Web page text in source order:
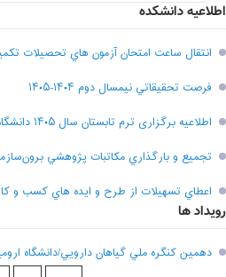
اطلاعیه دانشکده
انتقال ساعت امتحان آزمون هاي تحصيلات
فرصت تحقيقاتي نیمسال دوم ۱۴۰۴-۱۴۰۵
اطلاعیه برگزاری ترم تابستان سال ۱۴۰۵ دانشگاه حکیم سبزواری
تجميع و بارگذاري مکاتبات پژوهشي
اعطاي تسهيلات از طرح و ايده هاي کسب و
رویداد ها
دهمين کنگره ملي گياهان دارويي/دانشگاه اروميه/